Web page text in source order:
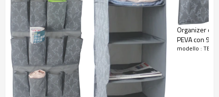
Organizer da
PEVA con 9
modello : TB-